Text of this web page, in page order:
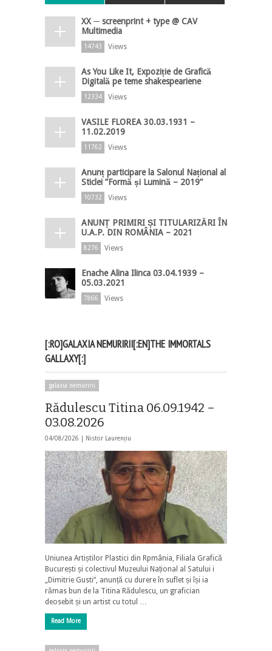
XX ─ screenprint + type @ CAV
Multimedia
14743 Views
As You Like It, Expoziție de Grafică
Digitală pe teme shakespeariene
12334 Views
VASILE FLOREA 30.03.1931 –
11.02.2019
11762 Views
Anunț participare la Salonul Național al
Sticlei ”Formă și Lumină – 2019”
10732 Views
ANUNȚ PRIMIRI ȘI TITULARIZĂRI ÎN
U.A.P. DIN ROMÂNIA – 2021
8276 Views
Enache Alina Ilinca 03.04.1939 –
05.03.2021
7866 Views
[:RO]GALAXIA NEMURIRII[:EN]THE IMMORTALS
GALLAXY[:]
galaxia nemuririi
Rădulescu Titina 06.09.1942 –
03.08.2026
04/08/2026 | Nistor Laurențiu
Uniunea Artiștilor Plastici din Rpmânia, Filiala Grafică
București și colectivul Muzeului Național al Satului i
„Dimitrie Gusti”, anunță cu durere în suflet și își ia
rămas bun de la Titina Rădulescu, un grafician
deosebit și un artist cu totul …
Read More